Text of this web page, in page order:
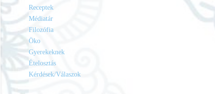
Receptek
Médiatár
Filozófia
Öko
Gyerekeknek
Ételosztás
Kérdések/Válaszok